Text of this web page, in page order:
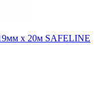
х 20м SAFELINE